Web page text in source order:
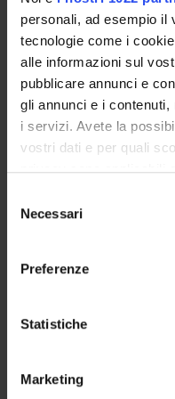
personali, ad esempio il
tecnologie come i
alle informazioni sul
pubblicare annunci e
gli annunci e i
i servizi. Avete la
vostri dati e per quali
privacy sono applicabili
modificare o revocare il
momento dalla
raccogliere
geografica, con
Identificare il tuo
delNecessari
Preferenze
Statistiche
Marketing
compresi trial terapeutici.
PROJECT
Giuliana Ferrante
Associate Professor
Michele Piazza
COLLABORATORI
AOUI - Verona